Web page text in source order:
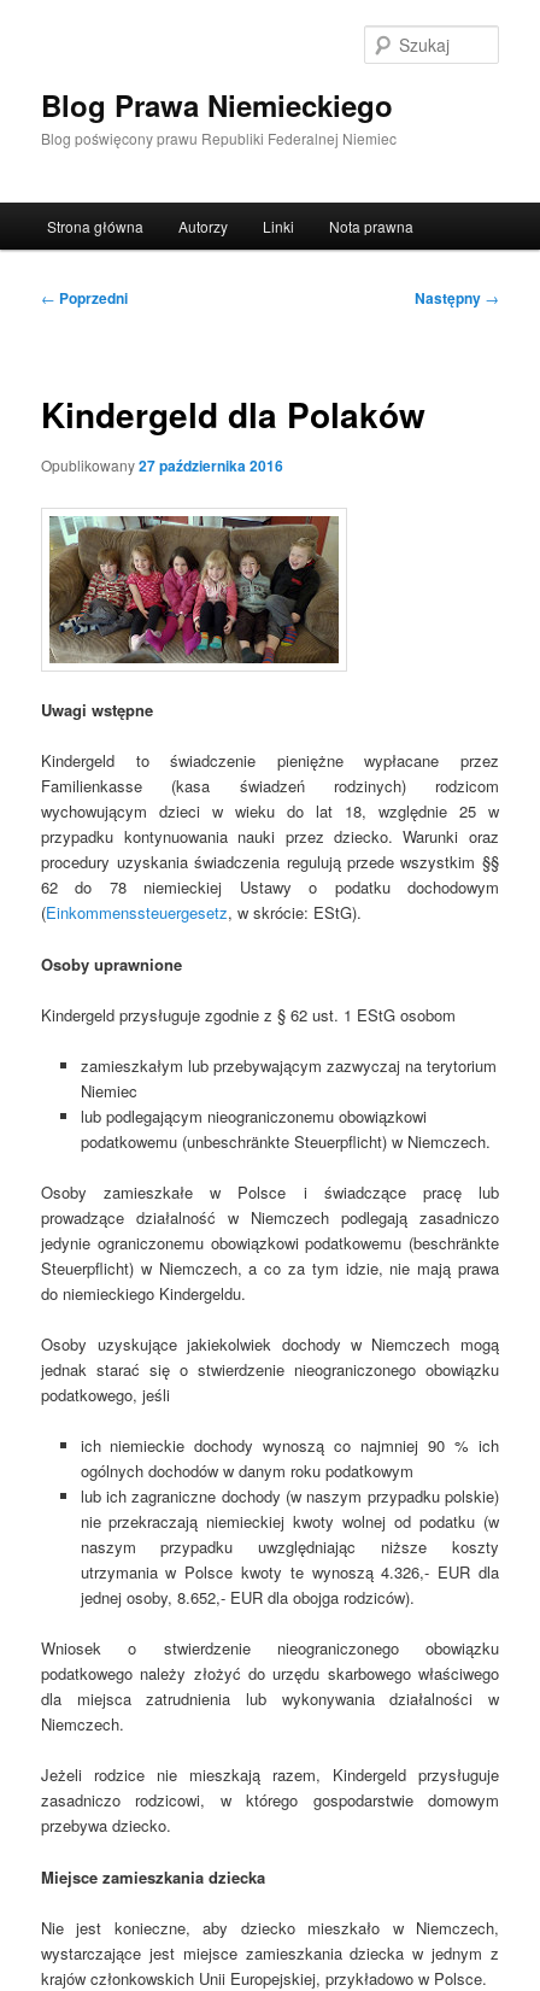
Blog Prawa Niemieckiego
Blog poświęcony prawu Republiki Federalnej Niemiec
Strona główna Autorzy Linki Nota prawna
Nawigacja
← Poprzedni Następny →
Kindergeld dla Polaków
Opublikowany27 października 2016
Uwagi wstępne
Kindergeld to świadczenie pieniężne wypłacane przez
Familienkasse (kasa świadzeń rodzinych) rodzicom
wychowującym dzieci w wieku do lat 18, względnie 25 w
przypadku kontynuowania nauki przez dziecko. Warunki oraz
procedury uzyskania świadczenia regulują przede wszystkim §§
62 do 78 niemieckiej Ustawy o podatku dochodowym
(Einkommenssteuergesetz, w skrócie: EStG).
Osoby uprawnione
Kindergeld przysługuje zgodnie z § 62 ust. 1 EStG osobom
zamieszkałym lub przebywającym zazwyczaj na terytorium
Niemiec
lub podlegającym nieograniczonemu obowiązkowi
podatkowemu (unbeschränkte Steuerpflicht) w Niemczech.
Osoby zamieszkałe w Polsce i świadczące pracę lub
prowadzące działalność w Niemczech podlegają zasadniczo
jedynie ograniczonemu obowiązkowi podatkowemu (beschränkte
Steuerpflicht) w Niemczech, a co za tym idzie, nie mają prawa
do niemieckiego Kindergeldu.
Osoby uzyskujące jakiekolwiek dochody w Niemczech mogą
jednak starać się o stwierdzenie nieograniczonego obowiązku
podatkowego, jeśli
ich niemieckie dochody wynoszą co najmniej 90 % ich
ogólnych dochodów w danym roku podatkowym
lub ich zagraniczne dochody (w naszym przypadku polskie)
nie przekraczają niemieckiej kwoty wolnej od podatku (w
naszym przypadku uwzględniając niższe koszty
utrzymania w Polsce kwoty te wynoszą 4.326,- EUR dla
jednej osoby, 8.652,- EUR dla obojga rodziców).
Wniosek o stwierdzenie nieograniczonego obowiązku
podatkowego należy złożyć do urzędu skarbowego właściwego
dla miejsca zatrudnienia lub wykonywania działalności w
Niemczech.
Jeżeli rodzice nie mieszkają razem, Kindergeld przysługuje
zasadniczo rodzicowi, w którego gospodarstwie domowym
przebywa dziecko.
Miejsce zamieszkania dziecka
Nie jest konieczne, aby dziecko mieszkało w Niemczech,
wystarczające jest miejsce zamieszkania dziecka w jednym z
krajów członkowskich Unii Europejskiej, przykładowo w Polsce.